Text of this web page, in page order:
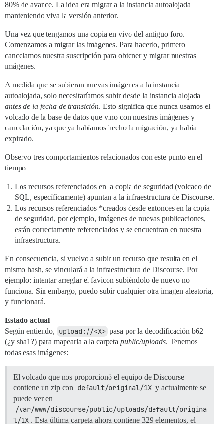
80% de avance. La idea era migrar a la instancia autoalojada
manteniendo viva la versión anterior.
Una vez que tengamos una copia en vivo del antiguo foro.
Comenzamos a migrar las imágenes. Para hacerlo, primero
cancelamos nuestra suscripción para obtener y migrar nuestras
imágenes.
A medida que se subieran nuevas imágenes a la instancia
autoalojada, solo necesitaríamos subir desde la instancia alojada
antes de la fecha de transición. Esto significa que nunca usamos el
volcado de la base de datos que vino con nuestras imágenes y
cancelación; ya que ya habíamos hecho la migración, ya había
expirado.
Observo tres comportamientos relacionados con este punto en el
tiempo.
Los recursos referenciados en la copia de seguridad (volcado de
SQL, específicamente) apuntan a la infraestructura de Discourse.
Los recursos referenciados *creados desde entonces en la copia
de seguridad, por ejemplo, imágenes de nuevas publicaciones,
están correctamente referenciados y se encuentran en nuestra
infraestructura.
En consecuencia, si vuelvo a subir un recurso que resulta en el
mismo hash, se vinculará a la infraestructura de Discourse. Por
ejemplo: intentar arreglar el favicon subiéndolo de nuevo no
funciona. Sin embargo, puedo subir cualquier otra imagen aleatoria,
y funcionará.
Estado actual
Según entiendo, upload://<X> pasa por la decodificación b62
(¿y sha1?) para mapearla a la carpeta public/uploads. Tenemos
todas esas imágenes:
El volcado que nos proporcionó el equipo de Discourse
contiene un zip con default/original/1X y actualmente se
puede ver en
/var/www/discourse/public/uploads/default/origina
l/1X . Esta última carpeta ahora contiene 329 elementos, el